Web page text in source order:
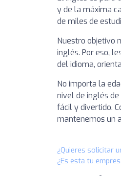
y de la máxima
de miles de
Nuestro objetivo
inglés. Por eso,
del idioma,
No importa la
nivel de inglés
fácil y divertido.
mantenemos un
¿Quieres solicitar
¿Es esta tu